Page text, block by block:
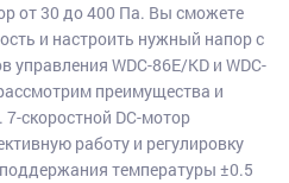
от 30 до 400 Па. Вы сможете
и настроить нужный напор с
WDC-86E/KD и WDC-
преимущества и
скоростной DC-мотор
работу и регулировку
температуры ±0.5